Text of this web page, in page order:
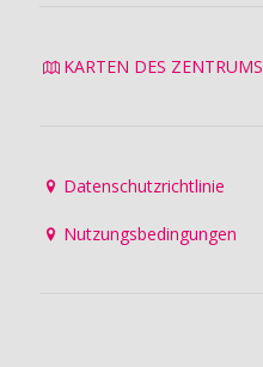
KARTEN DES ZENTRUMS
Datenschutzrichtlinie
Nutzungsbedingungen